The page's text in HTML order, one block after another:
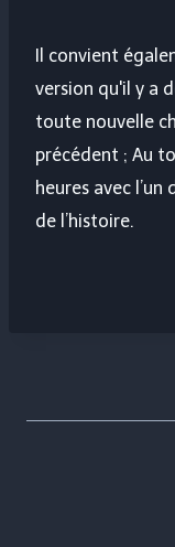
Il convient
version qu'il y a
toute nouvelle
précédent ; Au
heures avec
de l’histoire.